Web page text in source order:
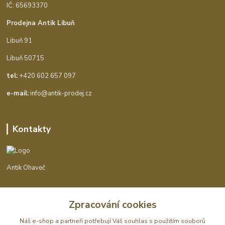
IČ: 65693370
Prodejna Antik Libuň
Libuň 91
Libuň 50715
tel: +420 602 657 097
e-mail:info@antik-prodej.cz
Kontakty
Antik Ohaveč
info@antik-prodej.cz
Zpracování cookies
Náš e-shop a partneři potřebují Váš souhlas s použitím souborů